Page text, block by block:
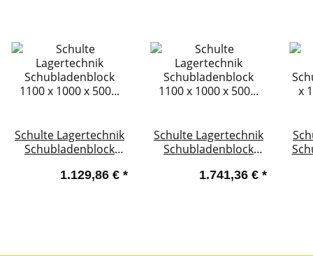
Schulte Lagertechnik
Schubladenblock
mm, Korpus RAL 7035
1.129,86 € *
Schulte Lagertechnik
Schubladenblock
mm, Korpus RAL 7035
1.741,36 € *